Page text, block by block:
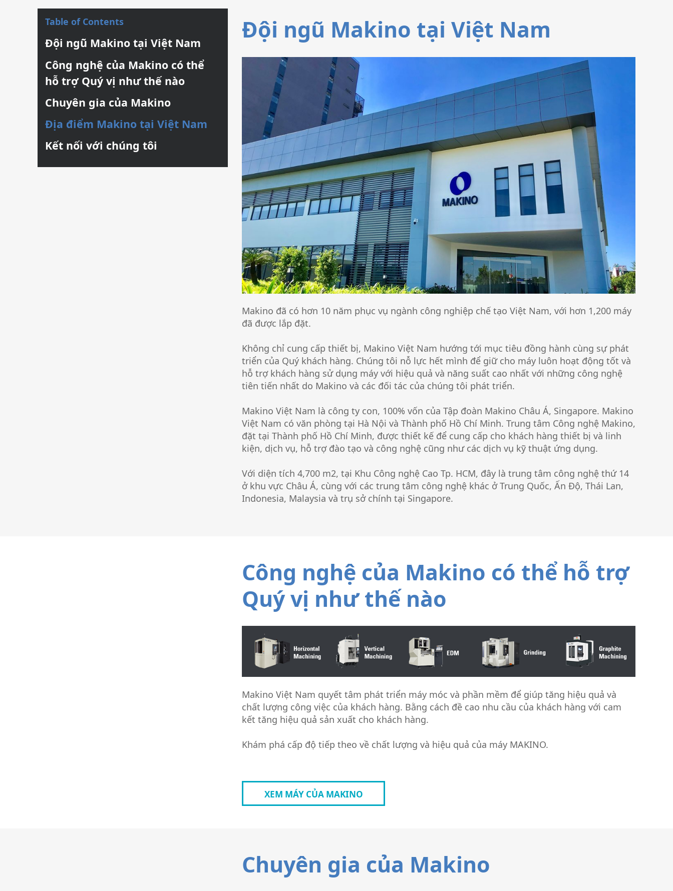
Graphite Machining
Wire EDM
EDM Hole Drilling
Grinding
Laser Metal Deposition
Medical
Table of Contents
Đội ngũ Makino tại Việt Nam
Công nghệ của Makino có thể
hỗ trợ Quý vị như thế nào
Chuyên gia của Makino
Địa điểm Makino tại Việt Nam
Kết nối với chúng tôi
Đội ngũ Makino tại Việt Nam
Makino đã có hơn 10 năm phục vụ ngành công nghiệp chế tạo Việt Nam, với hơn 1,200 máy
đã được lắp đặt.
Không chỉ cung cấp thiết bị, Makino Việt Nam hướng tới mục tiêu đồng hành cùng sự phát
triển của Quý khách hàng. Chúng tôi nỗ lực hết mình để giữ cho máy luôn hoạt động tốt và
hỗ trợ khách hàng sử dụng máy với hiệu quả và năng suất cao nhất với những công nghệ
tiên tiến nhất do Makino và các đối tác của chúng tôi phát triển.
Makino Việt Nam là công ty con, 100% vốn của Tập đoàn Makino Châu Á, Singapore. Makino
Việt Nam có văn phòng tại Hà Nội và Thành phố Hồ Chí Minh. Trung tâm Công nghệ Makino,
đặt tại Thành phố Hồ Chí Minh, được thiết kế để cung cấp cho khách hàng thiết bị và linh
kiện, dịch vụ, hỗ trợ đào tạo và công nghệ cũng như các dịch vụ kỹ thuật ứng dụng.
Với diện tích 4,700 m2, tại Khu Công nghệ Cao Tp. HCM, đây là trung tâm công nghệ thứ 14
ở khu vực Châu Á, cùng với các trung tâm công nghệ khác ở Trung Quốc, Ấn Độ, Thái Lan,
Indonesia, Malaysia và trụ sở chính tại Singapore.
Công nghệ của Makino có thể hỗ trợ
Quý vị như thế nào
Makino Việt Nam quyết tâm phát triển máy móc và phần mềm để giúp tăng hiệu quả và
chất lượng công việc của khách hàng. Bằng cách đề cao nhu cầu của khách hàng với cam
kết tăng hiệu quả sản xuất cho khách hàng.
Khám phá cấp độ tiếp theo về chất lượng và hiệu quả của máy MAKINO.
XEM MÁY CỦA MAKINO
Chuyên gia của Makino